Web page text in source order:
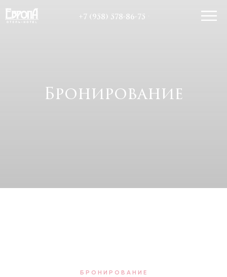
+7 (958) 578-86-75
Бронирование
БРОНИРОВАНИЕ